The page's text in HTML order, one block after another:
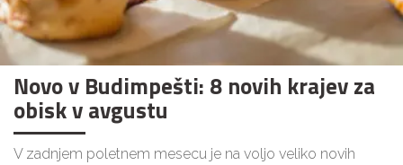
Novo v Budimpešti: 8 novih krajev za
obisk v avgustu
V zadnjem poletnem mesecu je na voljo veliko novih